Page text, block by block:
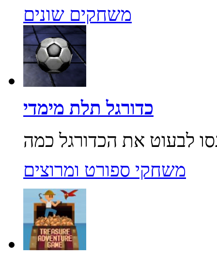
משחקים שונים
כדורגל תלת מימדי
משחקי ספורט ומרוצים